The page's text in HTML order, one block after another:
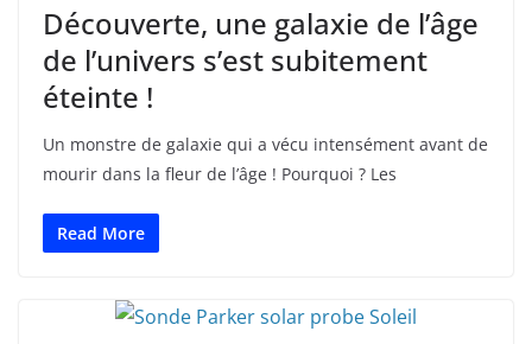
Découverte, une galaxie de l’âge
de l’univers s’est subitement
éteinte !
Un monstre de galaxie qui a vécu intensément avant de
mourir dans la fleur de l’âge ! Pourquoi ? Les
Read More